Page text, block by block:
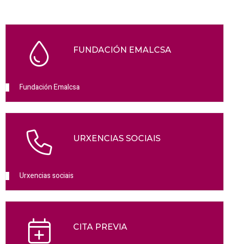
FUNDACIÓN EMALCSA
Fundación Emalcsa
URXENCIAS SOCIAIS
Urxencias sociais
CITA PREVIA